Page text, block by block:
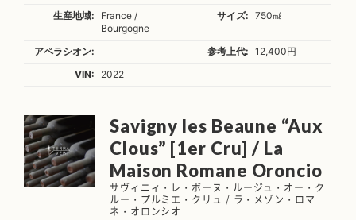
生産地域:
France /
Bourgogne
サイズ: 750㎖
アペラシオン: 参考上代:
12,400円
VIN:
2022
Savigny les Beaune “Aux
Clous” [1er Cru] / La
Maison Romane Oroncio
サヴィニィ・レ・ボーヌ・ルージュ・オー・ク
ルー・プルミエ・クリュ / ラ・メゾン・ロマ
ネ・オロンシオ